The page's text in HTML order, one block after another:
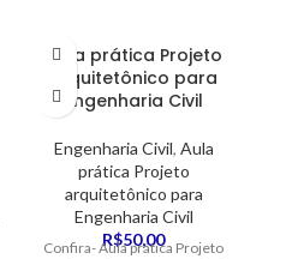
Aula prática Projeto
arquitetônico para
Engenharia Civil
Engenharia Civil, Aula
prática Projeto
arquitetônico para
Engenharia Civil
R$50,00
Confira- Aula prática Projeto